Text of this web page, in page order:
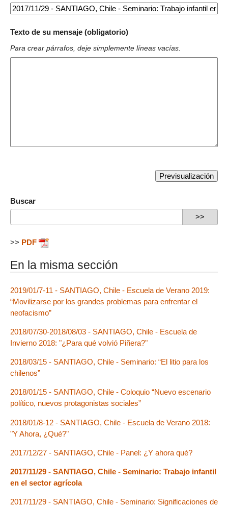
Texto de su mensaje (obligatorio)
Para crear párrafos, deje simplemente líneas vacías.
Buscar
>> PDF
En la misma sección
2019/01/7-11 - SANTIAGO, Chile - Escuela de Verano 2019:
“Movilizarse por los grandes problemas para enfrentar el
neofacismo”
2018/07/30-2018/08/03 - SANTIAGO, Chile - Escuela de
Invierno 2018: "¿Para qué volvió Piñera?"
2018/03/15 - SANTIAGO, Chile - Seminario: “El litio para los
chilenos”
2018/01/15 - SANTIAGO, Chile - Coloquio “Nuevo escenario
político, nuevos protagonistas sociales”
2018/01/8-12 - SANTIAGO, Chile - Escuela de Verano 2018:
"Y Ahora, ¿Qué?"
2017/12/27 - SANTIAGO, Chile - Panel: ¿Y ahora qué?
2017/11/29 - SANTIAGO, Chile - Seminario: Trabajo infantil
en el sector agrícola
2017/11/29 - SANTIAGO, Chile - Seminario: Significaciones de